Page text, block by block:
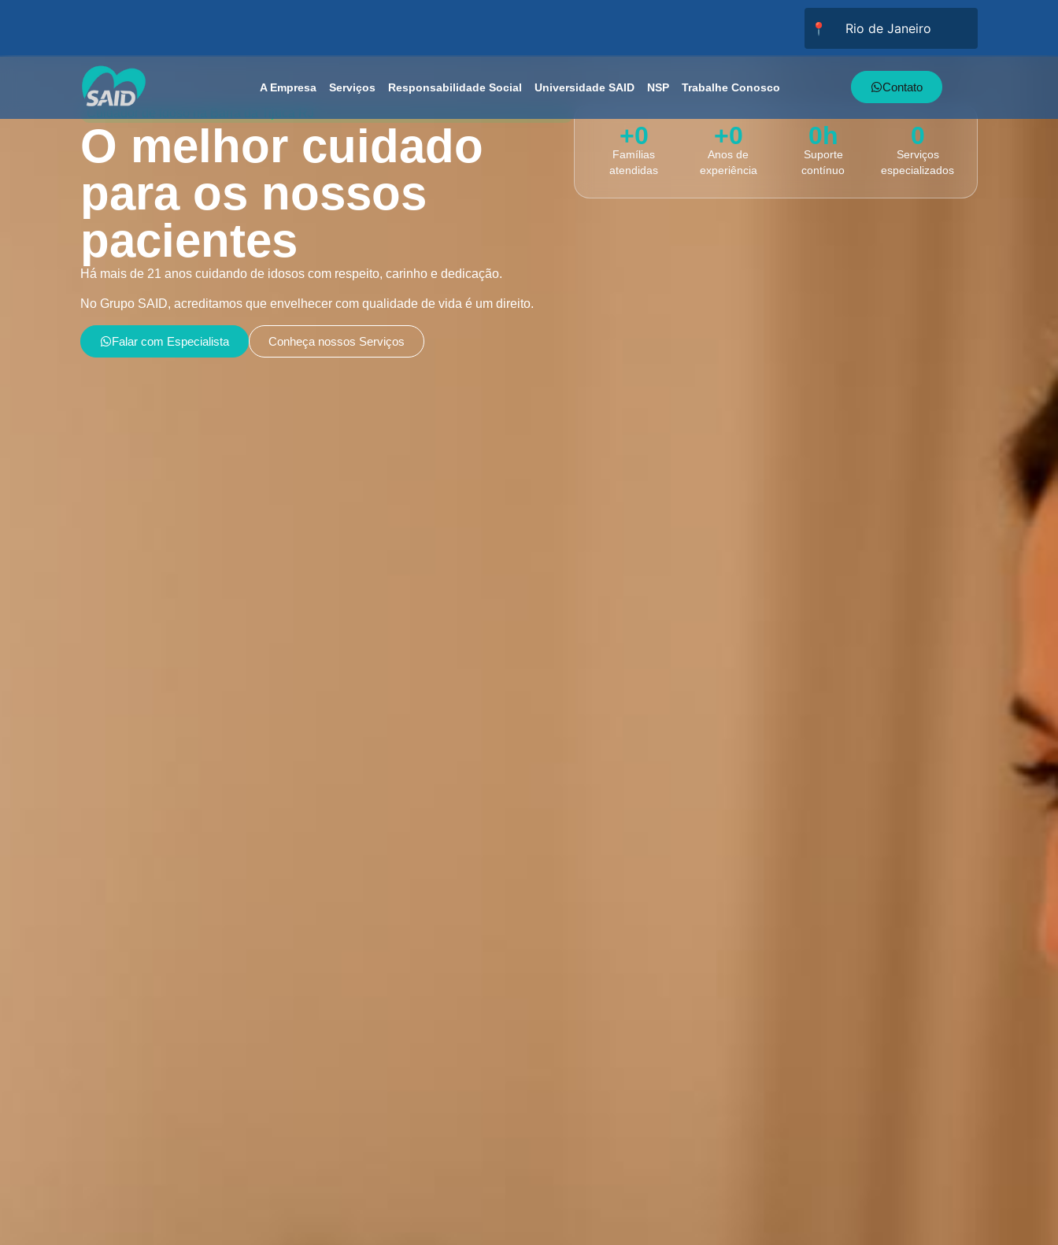
📍
A Empresa Serviços Responsabilidade Social Universidade SAID NSP Trabalhe Conosco
Contato
O melhor cuidado
para os nossos
pacientes
Há mais de 21 anos cuidando de idosos com respeito, carinho e dedicação.
No Grupo SAID, acreditamos que envelhecer com qualidade de vida é um direito.
Falar com Especialista Conheça nossos Serviços
Famílias
atendidas
+0
Anos de
experiência
+0
Suporte
contínuo
0h
Serviços
especializados
0